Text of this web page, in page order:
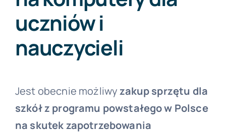
uczniów i
nauczycieli
Jest obecnie możliwyzakup sprzętu dla
szkół z programu powstałego w Polsce
na skutek zapotrzebowania